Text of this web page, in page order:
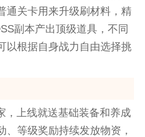
通关卡用来升级刷材料，精
副本产出顶级道具，不同
以根据自身战力自由选择挑
，上线就送基础装备和养成
等级奖励持续发放物资，